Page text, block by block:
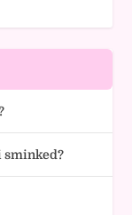
sminked?